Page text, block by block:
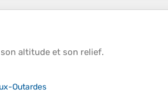
altitude et son relief.
Outardes